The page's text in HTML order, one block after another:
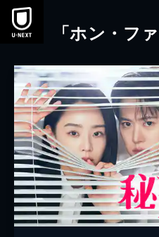
本文へスキップ
「ホン・フ